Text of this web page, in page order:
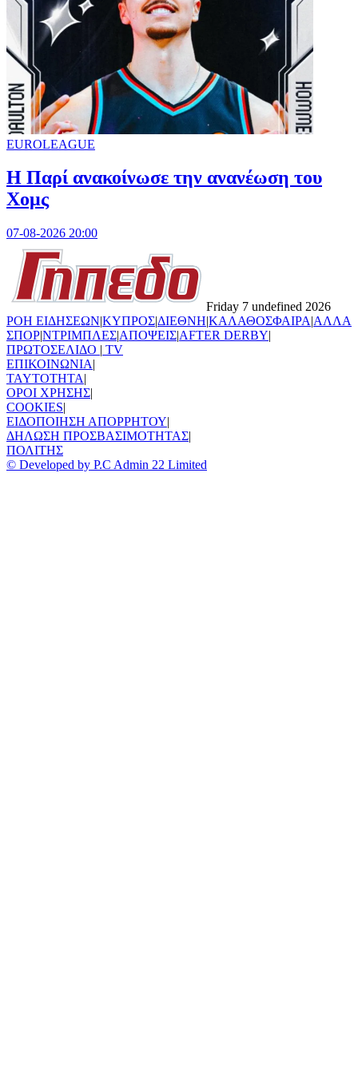
EUROLEAGUE
Η Παρί ανακοίνωσε την ανανέωση του
Χομς
07-08-2026 20:00
Friday 7 undefined 2026
ΡΟΗ ΕΙΔΗΣΕΩΝ|ΚΥΠΡΟΣ|ΔΙΕΘΝΗ|ΚΑΛΑΘΟΣΦΑΙΡΑ|ΑΛΛΑ
ΣΠΟΡ|ΝΤΡΙΜΠΛΕΣ|ΑΠΟΨΕΙΣ|AFTER DERBY|
ΠΡΩΤΟΣΕΛΙΔΟ | TV
ΕΠΙΚΟΙΝΩΝΙΑ|
TAYTOTHTA|
ΟΡΟΙ ΧΡΗΣΗΣ|
COOKIES|
ΕΙΔΟΠΟΙΗΣΗ ΑΠΟΡΡΗΤΟΥ|
ΔΗΛΩΣΗ ΠΡΟΣΒΑΣΙΜΟΤΗΤΑΣ|
ΠΟΛΙΤΗΣ
© Developed by P.C Admin 22 Limited